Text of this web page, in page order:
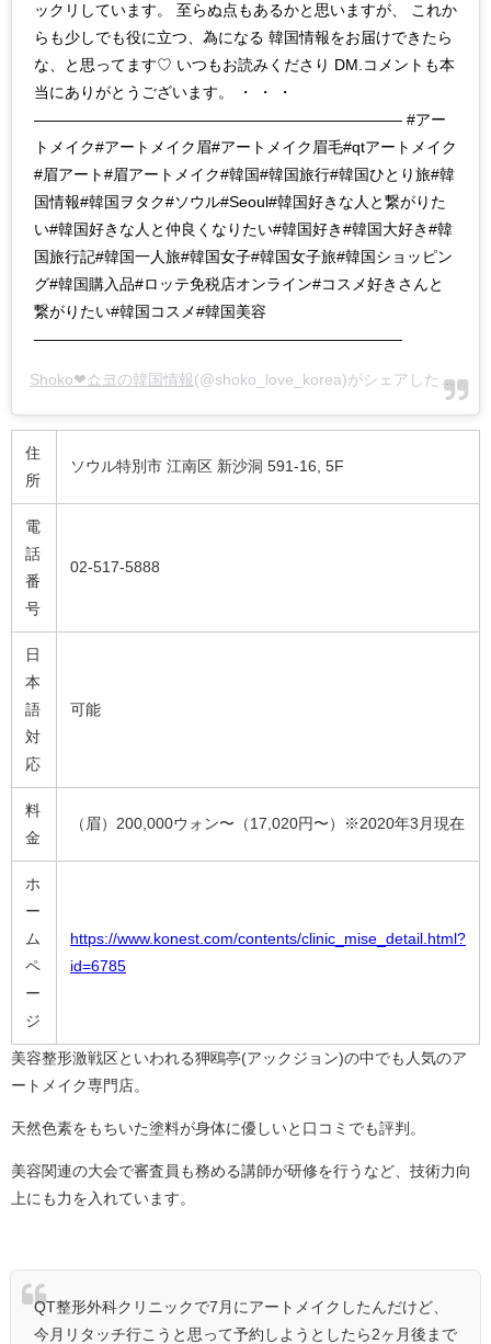
ックリしています。 至らぬ点もあるかと思いますが、 これか
らも少しでも役に立つ、為になる 韓国情報をお届けできたら
な、と思ってます♡ いつもお読みくださり DM.コメントも本
当にありがとうございます。 ・ ・ ・
———————————————————————— #アー
トメイク#アートメイク眉#アートメイク眉毛#qtアートメイク
#眉アート#眉アートメイク#韓国#韓国旅行#韓国ひとり旅#韓
国情報#韓国ヲタク#ソウル#Seoul#韓国好きな人と繋がりた
い#韓国好きな人と仲良くなりたい#韓国好き#韓国大好き#韓
国旅行記#韓国一人旅#韓国女子#韓国女子旅#韓国ショッピン
グ#韓国購入品#ロッテ免税店オンライン#コスメ好きさんと
繋がりたい#韓国コスメ#韓国美容
————————————————————————
Shoko❤︎쇼코の韓国情報(@shoko_love_korea)がシェアした投稿 -
住
所
ソウル特別市 江南区 新沙洞 591-16, 5F
電
話
番
号
02-517-5888
日
本
語
対
応
可能
料
金
（眉）200,000ウォン〜（17,020円〜）※2020年3月現在
ホ
ー
ム
ペ
ー
ジ
https://www.konest.com/contents/clinic_mise_detail.html?
id=6785
美容整形激戦区といわれる狎鴎亭(アックジョン)の中でも人気のア
ートメイク専門店。
天然色素をもちいた塗料が身体に優しいと口コミでも評判。
美容関連の大会で審査員も務める講師が研修を行うなど、技術力向
上にも力を入れています。
QT整形外科クリニックで7月にアートメイクしたんだけど、
今月リタッチ行こうと思って予約しようとしたら2ヶ月後まで